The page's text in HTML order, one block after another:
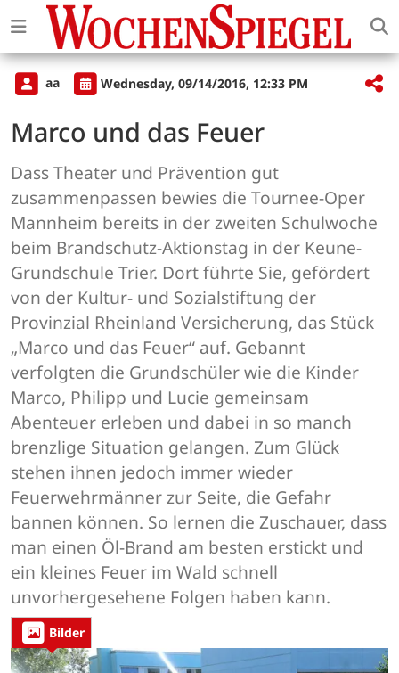
aa Wednesday, 09/14/2016, 12:33 PM
Marco und das Feuer
Dass Theater und Prävention gut
zusammenpassen bewies die Tournee-Oper
Mannheim bereits in der zweiten Schulwoche
beim Brandschutz-Aktionstag in der Keune-
Grundschule Trier. Dort führte Sie, gefördert
von der Kultur- und Sozialstiftung der
Provinzial Rheinland Versicherung, das Stück
„Marco und das Feuer“ auf. Gebannt
verfolgten die Grundschüler wie die Kinder
Marco, Philipp und Lucie gemeinsam
Abenteuer erleben und dabei in so manch
brenzlige Situation gelangen. Zum Glück
stehen ihnen jedoch immer wieder
Feuerwehrmänner zur Seite, die Gefahr
bannen können. So lernen die Zuschauer, dass
man einen Öl-Brand am besten erstickt und
ein kleines Feuer im Wald schnell
unvorhergesehene Folgen haben kann.
Bilder